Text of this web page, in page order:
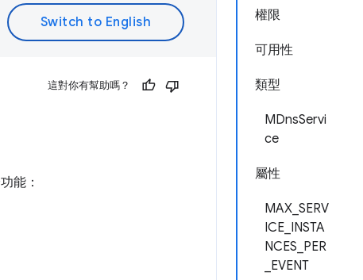
權限
可用性
類型
MDnsServi
ce
屬性
MAX_SERV
ICE_INSTA
NCES_PER
_EVENT
這對你有幫助嗎？
能：